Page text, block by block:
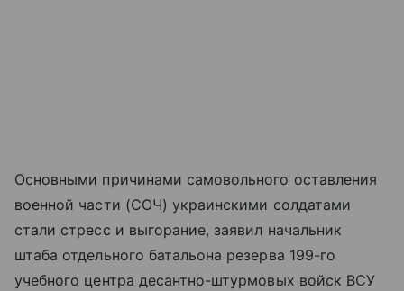
Основными причинами самовольного оставления
военной части (СОЧ) украинскими солдатами
стали стресс и выгорание, заявил начальник
штаба отдельного батальона резерва 199-го
учебного центра десантно-штурмовых войск ВСУ